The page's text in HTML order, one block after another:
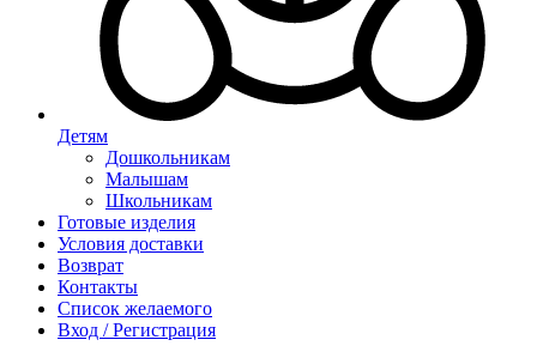
Детям
Дошкольникам
Малышам
Школьникам
Готовые изделия
Условия доставки
Возврат
Контакты
Список желаемого
Вход / Регистрация